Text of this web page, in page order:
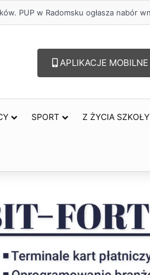
włącza się w Miesiąc Trzeźwości
APLIKACJE MOBILNE
SPORT Z ŻYCIA SZKOŁY